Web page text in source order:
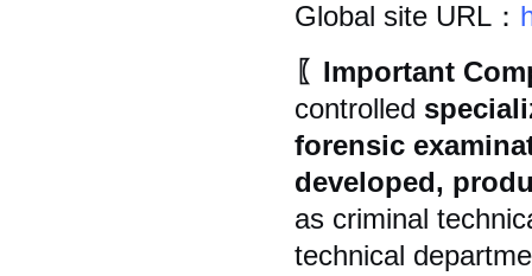
Global site URL：
〖Important
controlled
forensic
developed,
as criminal
technical